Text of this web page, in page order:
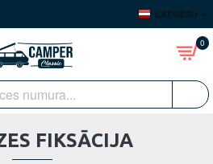
LATVIEŠU
0
FIKSĀCIJA